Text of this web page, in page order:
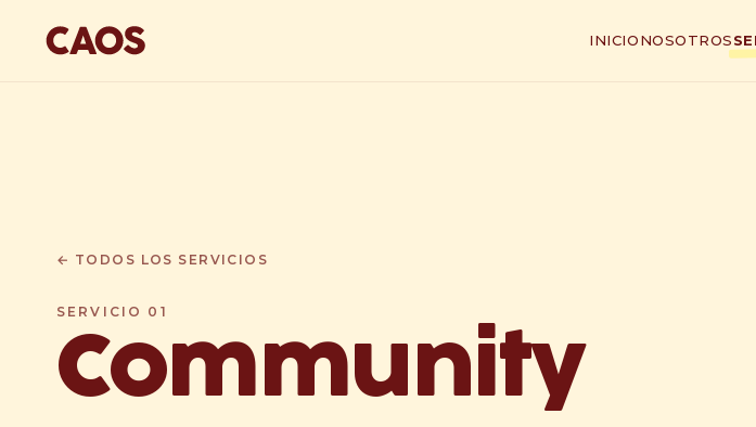
INICIONOSOTROS
← TODOS LOS SERVICIOS
SERVICIO 01
Community